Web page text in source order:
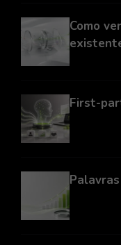
Como
First-